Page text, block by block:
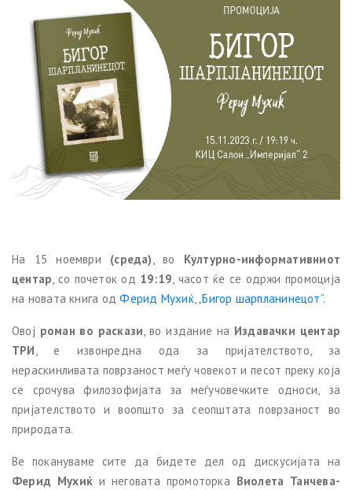
На 15 ноември (среда), во Културно-информативниот
центар, со почеток од 19:19, часот ќе се одржи промоција
на новата книга одФерид Мухиќ,„Бигор шарпланинецот“.
Овој роман во раскази, во издание на Издавачки центар
ТРИ, е извонредна ода за пријателството, за
нераскинливата поврзаност меѓу човекот и песот преку која
се срочува филозофијата за меѓучовечките односи, за
пријателството и воопшто за сеопштата поврзаност во
природата.
Ве покануваме сите да бидете дел од дискусијата на
Ферид Мухиќ и неговата промоторка Виолета Танчева-